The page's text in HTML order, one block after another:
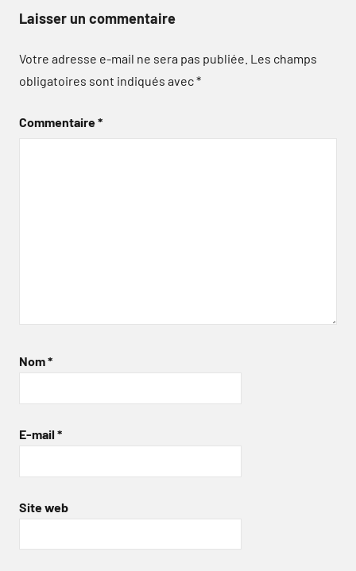
Laisser un commentaire
Votre adresse e-mail ne sera pas publiée. Les champs
obligatoires sont indiqués avec*
Commentaire*
Nom*
E-mail *
Site web